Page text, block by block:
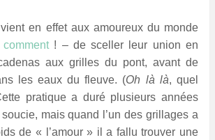
en effet aux amoureux du monde
comment! – de sceller leur union en
aux grilles du pont, avant de
les eaux du fleuve. (Oh là là, quel
pratique a duré plusieurs années
soucie, mais quand l’un des grillages a
de « l’amour » il a fallu trouver une